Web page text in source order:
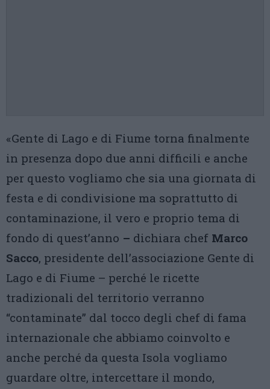
«Gente di Lago e di Fiume torna finalmente
in presenza dopo due anni difficili e anche
per questo vogliamo che sia una giornata di
festa e di condivisione ma soprattutto di
contaminazione, il vero e proprio tema di
fondo di quest’anno – dichiara chef Marco
Sacco, presidente dell’associazione Gente di
Lago e di Fiume – perché le ricette
tradizionali del territorio verranno
“contaminate” dal tocco degli chef di fama
internazionale che abbiamo coinvolto e
anche perché da questa Isola vogliamo
guardare oltre, intercettare il mondo,